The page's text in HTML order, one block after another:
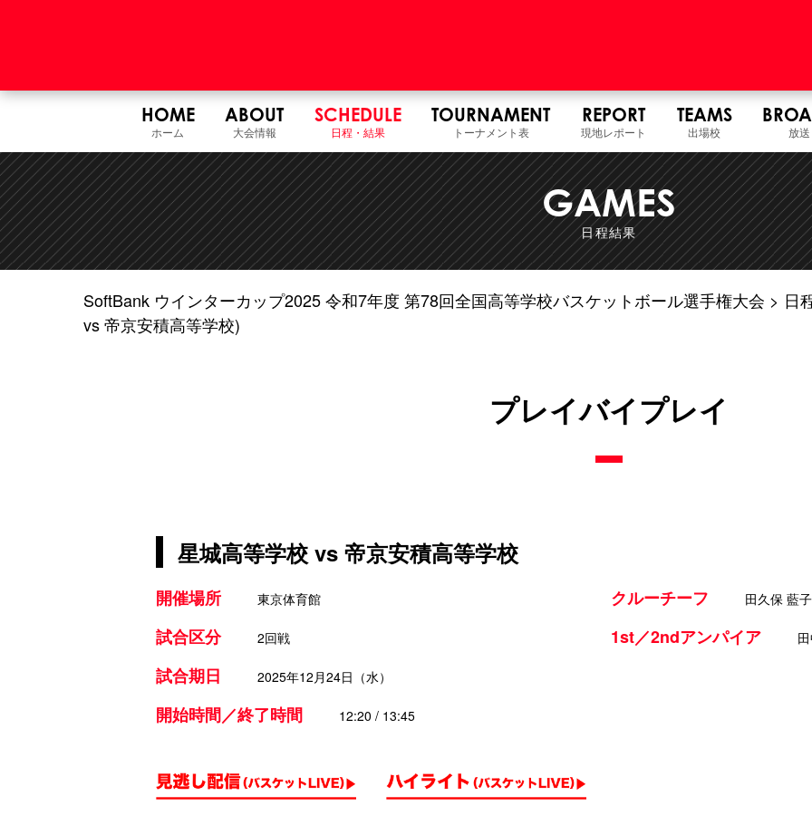
HOME
ホーム
ABOUT
大会情報
SCHEDULE
日程・結果
TOURNAMENT
トーナメント表
REPORT
現地レポート
TEAMS
出場校 放
GAMES
日程結果
SoftBank ウインターカップ2025 令和7年度 第78回全国高等学校バスケットボール選手権大会 日
vs 帝京安積高等学校)
プレイバイプレイ
星城高等学校 vs 帝京安積高等学校
開催場所 東京体育館
試合区分 2回戦
試合期日 2025年12月24日（水）
開始時間／終了時間 12:20 / 13:45
クルーチーフ 田久保 藍子
1st／2ndアンパイア